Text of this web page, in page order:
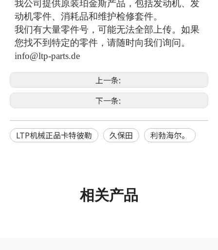
我公司提供原装珀金斯产品，包括发动机、发
动机零件、消耗品和维护检修套件。
我们有大量零件号，可能无法全部上传。如果
您找不到特定的零件，请随时向我们询问。
info@ltp-parts.de
上一条:
下一条:
LTP机械正品卡特彼勒 久保田 利勃海尔。
相关产品